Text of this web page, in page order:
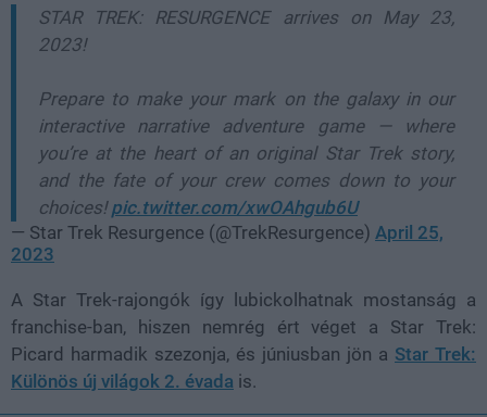
STAR TREK: RESURGENCE arrives on May 23,
2023!
Prepare to make your mark on the galaxy in our
interactive narrative adventure game — where
you’re at the heart of an original Star Trek story,
and the fate of your crew comes down to your
choices!pic.twitter.com/xwOAhgub6U
— Star Trek Resurgence (@TrekResurgence) April 25,
2023
A Star Trek-rajongók így lubickolhatnak mostanság a
franchise-ban, hiszen nemrég ért véget a Star Trek:
Picard harmadik szezonja, és júniusban jön a Star Trek:
Különös új világok 2. évada is.